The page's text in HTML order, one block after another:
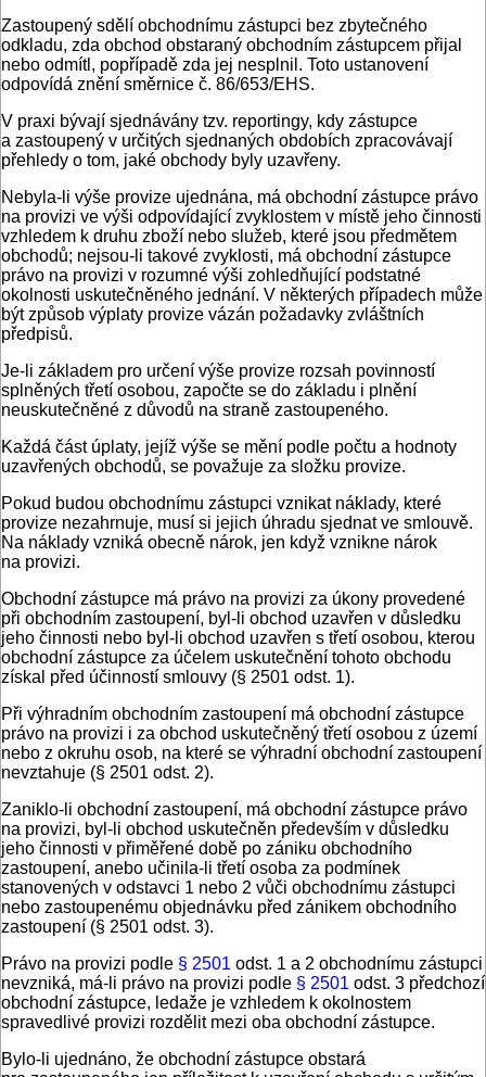
Zastoupený sdělí obchodnímu zástupci bez zbytečného
odkladu, zda obchod obstaraný obchodním zástupcem přijal
nebo odmítl, popřípadě zda jej nesplnil. Toto ustanovení
odpovídá znění směrnice č. 86/653/EHS.
V praxi bývají sjednávány tzv. reportingy, kdy zástupce
a zastoupený v určitých sjednaných obdobích zpracovávají
přehledy o tom, jaké obchody byly uzavřeny.
Nebyla-li výše provize ujednána, má obchodní zástupce právo
na provizi ve výši odpovídající zvyklostem v místě jeho činnosti
vzhledem k druhu zboží nebo služeb, které jsou předmětem
obchodů; nejsou-li takové zvyklosti, má obchodní zástupce
právo na provizi v rozumné výši zohledňující podstatné
okolnosti uskutečněného jednání. V některých případech může
být způsob výplaty provize vázán požadavky zvláštních
předpisů.
Je-li základem pro určení výše provize rozsah povinností
splněných třetí osobou, započte se do základu i plnění
neuskutečněné z důvodů na straně zastoupeného.
Každá část úplaty, jejíž výše se mění podle počtu a hodnoty
uzavřených obchodů, se považuje za složku provize.
Pokud budou obchodnímu zástupci vznikat náklady, které
provize nezahrnuje, musí si jejich úhradu sjednat ve smlouvě.
Na náklady vzniká obecně nárok, jen když vznikne nárok
na provizi.
Obchodní zástupce má právo na provizi za úkony provedené
při obchodním zastoupení, byl-li obchod uzavřen v důsledku
jeho činnosti nebo byl-li obchod uzavřen s třetí osobou, kterou
obchodní zástupce za účelem uskutečnění tohoto obchodu
získal před účinností smlouvy (§ 2501 odst. 1).
Při výhradním obchodním zastoupení má obchodní zástupce
právo na provizi i za obchod uskutečněný třetí osobou z území
nebo z okruhu osob, na které se výhradní obchodní zastoupení
nevztahuje (§ 2501 odst. 2).
Zaniklo-li obchodní zastoupení, má obchodní zástupce právo
na provizi, byl-li obchod uskutečněn především v důsledku
jeho činnosti v přiměřené době po zániku obchodního
zastoupení, anebo učinila-li třetí osoba za podmínek
stanovených v odstavci 1 nebo 2 vůči obchodnímu zástupci
nebo zastoupenému objednávku před zánikem obchodního
zastoupení (§ 2501 odst. 3).
Právo na provizi podle § 2501 odst. 1 a 2 obchodnímu zástupci
nevzniká, má-li právo na provizi podle § 2501 odst. 3 předchozí
obchodní zástupce, ledaže je vzhledem k okolnostem
spravedlivé provizi rozdělit mezi oba obchodní zástupce.
Bylo-li ujednáno, že obchodní zástupce obstará